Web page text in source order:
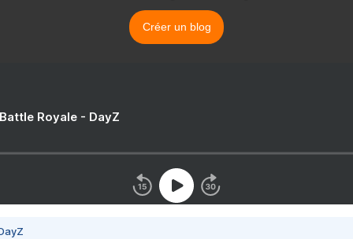
Créer un blog
Royale - DayZ